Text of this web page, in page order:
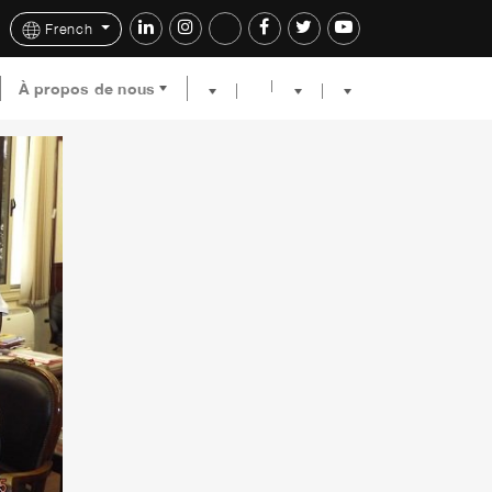
French
À propos de nous